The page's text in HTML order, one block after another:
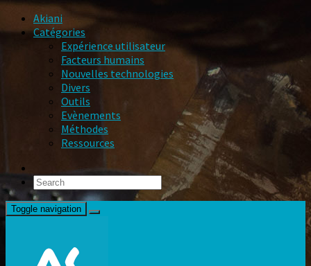
Akiani
Catégories
Expérience utilisateur
Facteurs humains
Nouvelles technologies
Divers
Outils
Evènements
Méthodes
Ressources
Toggle navigation